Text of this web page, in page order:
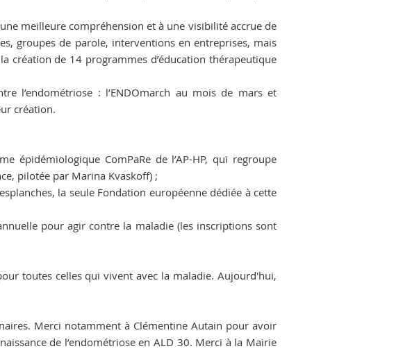
meilleure compréhension et à une visibilité accrue de
groupes de parole, interventions en entreprises, mais
création de 14 programmes d’éducation thérapeutique
l’endométriose : l’ENDOmarch au mois de mars et
création.
épidémiologique ComPaRe de l’AP-HP, qui regroupe
pilotée par Marina Kvaskoff) ;
la seule Fondation européenne dédiée à cette
pour agir contre la maladie (les inscriptions sont
toutes celles qui vivent avec la maladie. Aujourd'hui,
Merci notamment à Clémentine Autain pour avoir
de l’endométriose en ALD 30. Merci à la Mairie